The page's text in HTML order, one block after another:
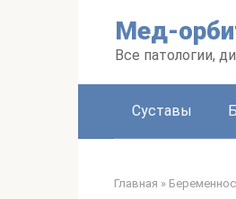
Мед-
Все патологии,
Суставы
Главная »